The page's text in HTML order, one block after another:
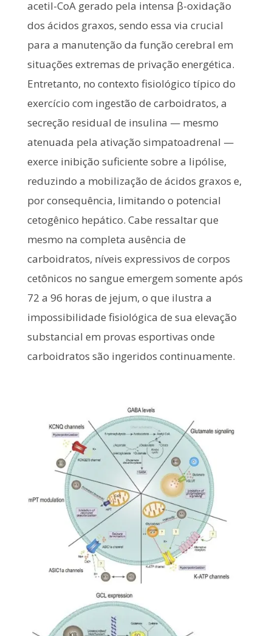
acetil-CoA gerado pela intensa β-oxidação
dos ácidos graxos, sendo essa via crucial
para a manutenção da função cerebral em
situações extremas de privação energética.
Entretanto, no contexto fisiológico típico do
exercício com ingestão de carboidratos, a
secreção residual de insulina — mesmo
atenuada pela ativação simpatoadrenal —
exerce inibição suficiente sobre a lipólise,
reduzindo a mobilização de ácidos graxos e,
por consequência, limitando o potencial
cetogênico hepático. Cabe ressaltar que
mesmo na completa ausência de
carboidratos, níveis expressivos de corpos
cetônicos no sangue emergem somente após
72 a 96 horas de jejum, o que ilustra a
impossibilidade fisiológica de sua elevação
substancial em provas esportivas onde
carboidratos são ingeridos continuamente.